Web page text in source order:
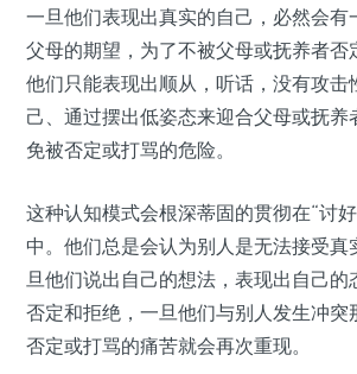
一旦他们表现出真实的自己，必然会有
父母的期望，为了不被父母或抚养者否
他们只能表现出顺从，听话，没有攻击
己、通过摆出低姿态来迎合父母或抚养
免被否定或打骂的危险。
这种认知模式会根深蒂固的贯彻在“讨
中。他们总是会认为别人是无法接受真
旦他们说出自己的想法，表现出自己的
否定和拒绝，一旦他们与别人发生冲突
否定或打骂的痛苦就会再次重现。